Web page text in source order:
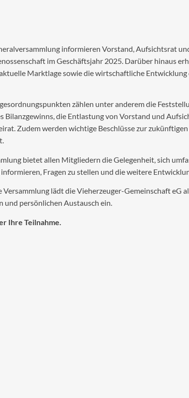
informieren Vorstand, Aufsichtsrat
im Geschäftsjahr 2025. Darüber hinaus
Marktlage sowie die wirtschaftliche
zählen unter anderem die
Bilanzgewinns, die Entlastung von Vorstand und
Zudem werden wichtige Beschlüsse zur
bietet allen Mitgliedern die Gelegenheit, sich
Fragen zu stellen und die weitere
Versammlung lädt die Vieherzeuger-Gemeinschaft eG
und persönlichen Austausch ein.
Ihre Teilnahme.